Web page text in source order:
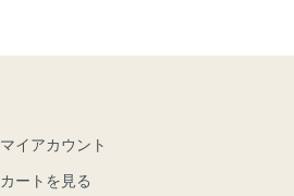
マイアカウント
カートを見る